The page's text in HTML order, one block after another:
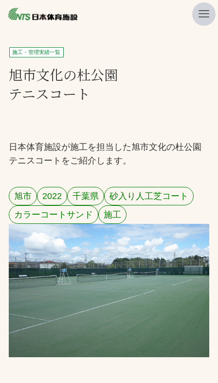
私たちの強み
ニュース
プレスリリース
施工・管理実績一覧
会社概要
採用情報
お問合せ
お取引先の皆様へ
プライバシーポリシー
ソーシャルメディアポリシー
施工・管理実績一覧
旭市文化の杜公園
テニスコート
日本体育施設が施工を担当した旭市文化の杜公園
テニスコートをご紹介します。
旭市 2022 千葉県
砂入り人工芝コート
カラーコートサンド
施工